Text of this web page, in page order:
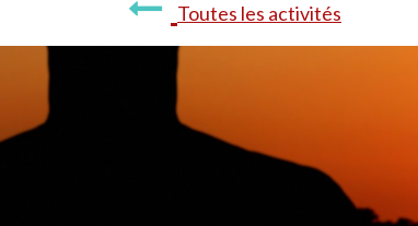
Toutes les activités